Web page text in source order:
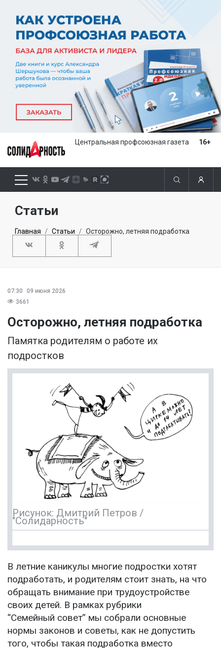
Центральная профсоюзная газета 16+
Статьи
Главная Статьи Осторожно, летняя подработка
07:30
09 июня 2026
3661
Осторожно, летняя подработка
Памятка родителям о работе их
подростков
Рисунок: Дмитрий Петров /
"Солидарность"
В летние каникулы многие подростки хотят
подработать, и родителям стоит знать, на что
обращать внимание при трудоустройстве
своих детей. В рамках рубрики
“Семейный совет” мы собрали основные
нормы законов и советы, как не допустить
того, чтобы такая подработка вместо